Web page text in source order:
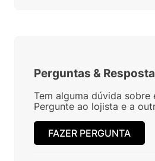
Perguntas &
Tem alguma dúvida sobre
Pergunte ao lojista e a
FAZER PERGUNTA